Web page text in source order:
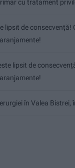
cu tratament
lipsit de consecvență!
lipsit de
în Valea Bistrei,